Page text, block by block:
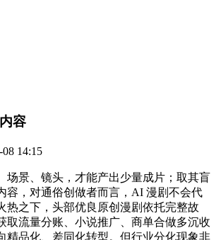
容
14:15
景、镜头，才能产出少量成片；取其盲
容，对通俗创做者而言，AI 漫剧不会代
热之下，头部优良原创漫剧依托完整故
取流量分账、小说推广、商单合做多沉收
精品化、差同化转型。但行业分化现象非